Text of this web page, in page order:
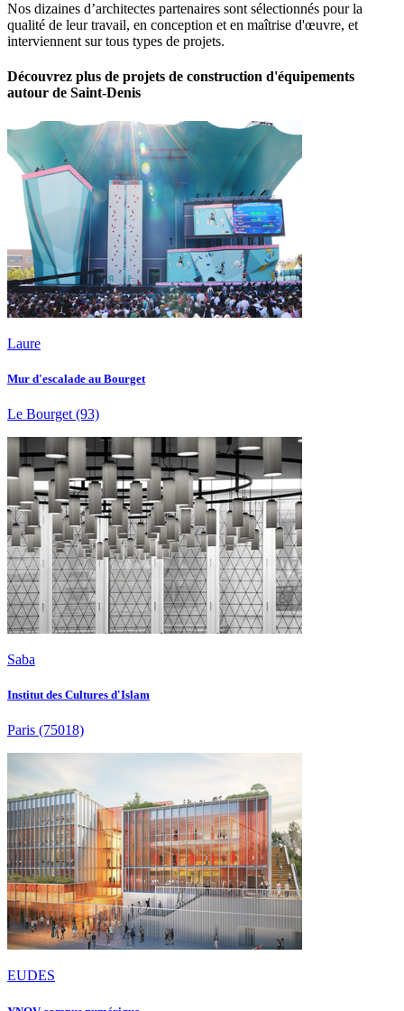
Nos dizaines d’architectes partenaires sont sélectionnés pour la
qualité de leur travail, en conception et en maîtrise d'œuvre, et
interviennent sur tous types de projets.
Découvrez plus de projets de construction d'équipements
autour de Saint-Denis
Laure
Mur d'escalade au Bourget
Le Bourget (93)
Saba
Institut des Cultures d'Islam
Paris (75018)
EUDES